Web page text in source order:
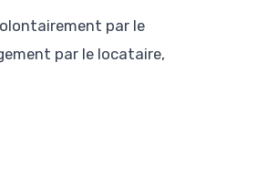
par le
par le locataire,